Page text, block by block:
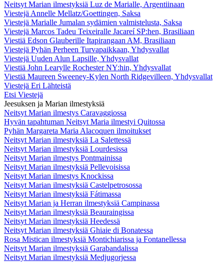
Neitsyt Marian ilmestyksiä Luz de Marialle, Argentiinaan
Viestejä Annelle Mellatz/Goettingen, Saksa
Viestejä Marialle Jumalan sydämien valmistelusta, Saksa
Viestejä Marcos Tadeu Teixeiralle Jacareí SP:hen, Brasiliaan
Viestiä Edson Glauberille Itapirangaan AM, Brasiliaan
Viestejä Pyhän Perheen Turvapaikkaan, Yhdysvallat
Viestejä Uuden Alun Lapsille, Yhdysvallat
Viestiä John Learylle Rochester NY:hin, Yhdysvallat
Viestiä Maureen Sweeney-Kylen North Ridgevilleen, Yhdysvallat
Viestejä Eri Lähteistä
Etsi Viestejä
Jeesuksen ja Marian ilmestyksiä
Neitsyt Marian ilmestys Caravaggiossa
Hyvän tapahtuman Neitsyt Maria ilmestyi Quitossa
Pyhän Margareta Maria Alacoquen ilmoitukset
Neitsyt Marian ilmestyksiä La Salettessä
Neitsyt Marian ilmestyksiä Lourdesissa
Neitsyt Marian ilmestys Pontmainissa
Neitsyt Marian ilmestyksiä Pellevoisissa
Neitsyt Marian ilmestys Knockissa
Neitsyt Marian ilmestyksiä Castelpetrosossa
Neitsyt Marian ilmestyksiä Fátimassa
Neitsyt Marian ja Herran ilmestyksiä Campinassa
Neitsyt Marian ilmestyksiä Beauraingissa
Neitsyt Marian ilmestyksiä Heedessä
Neitsyt Marian ilmestyksiä Ghiaie di Bonatessa
Rosa Mistican ilmestyksiä Montichiarissa ja Fontanellessa
Neitsyt Marian ilmestyksiä Garabandalissa
Neitsyt Marian ilmestyksiä Medjugorjessa